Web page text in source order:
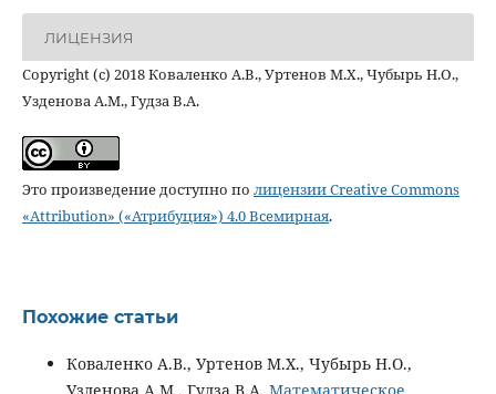
ЛИЦЕНЗИЯ
Copyright (c) 2018 Коваленко А.В., Уртенов М.Х., Чубырь Н.О.,
Узденова А.М., Гудза В.А.
Это произведение доступно по лицензии Creative Commons
«Attribution» («Атрибуция») 4.0 Всемирная.
Похожие статьи
Коваленко А.В., Уртенов М.Х., Чубырь Н.О.,